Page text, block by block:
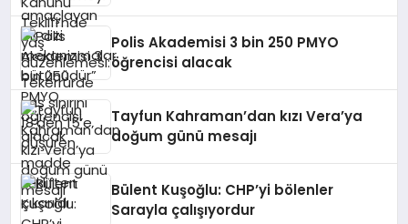
Polis Akademisi 3 bin 250 PMYO
öğrencisi alacak
Tayfun Kahraman’dan kızı Vera’ya
doğum günü mesajı
Bülent Kuşoğlu: CHP’yi bölenler
Sarayla çalışıyordur